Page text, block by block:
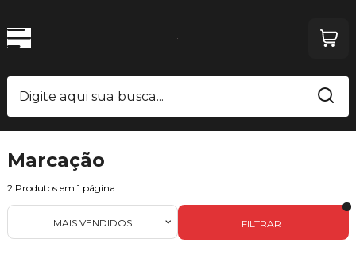
Marcação
2 Produtos em 1 página
FILTRAR
MAIS VENDIDOS